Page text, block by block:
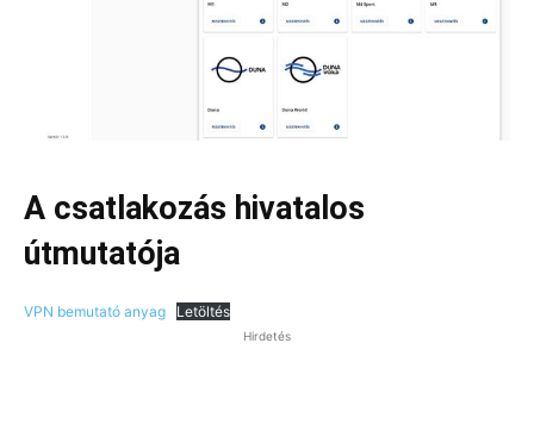
A csatlakozás hivatalos
útmutatója
VPN bemutató anyag Letöltés
Hirdetés